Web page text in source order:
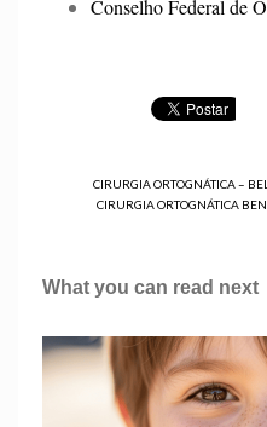
Conselho Federal de
CIRURGIA ORTOGNÁTICA –
CIRURGIA ORTOGNÁTICA
What you can read next